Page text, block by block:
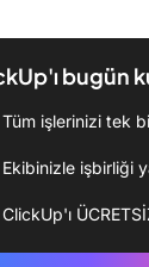
bugün
Tüm işlerinizi tek
Ekibinizle işbirliği
ClickUp'ı